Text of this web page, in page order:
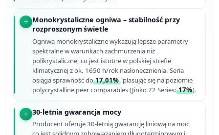
Monokrystaliczne ogniwa – stabilność przy
rozproszonym świetle
Ogniwa monokrystaliczne wykazują lepsze parametry
spektralne w warunkach zachmurzenia niż
polikrystaliczne, co jest istotne w polskiej strefie
klimatycznej z ok. 1650 h/rok nasłonecznienia. Seria
osiąga sprawność do17,01%, plasując się na poziomie
polycrystalline peer comparables (Jinko 72 Series:17%).
30-letnia gwarancja mocy
Producent oferuje 30-letnią gwarancję liniową na moc,